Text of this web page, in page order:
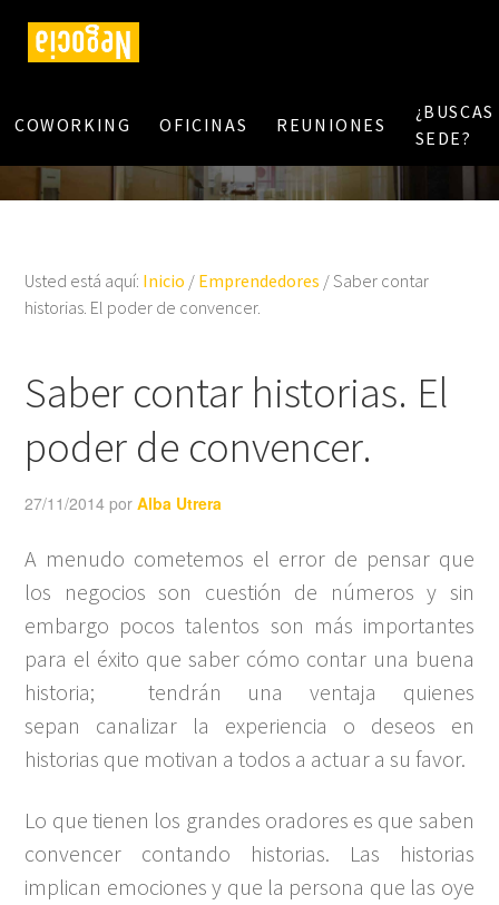
COWORKING OFICINAS REUNIONES
¿BUSCAS
SEDE?
Usted está aquí: Inicio / Emprendedores /Saber contar
historias. El poder de convencer.
Saber contar historias. El
poder de convencer.
27/11/2014 porAlba Utrera
A menudo cometemos el error de pensar que
los negocios son cuestión de números y sin
embargo pocos talentos son más importantes
para el éxito que saber cómo contar una buena
historia; tendrán una ventaja quienes
sepan canalizar la experiencia o deseos en
historias que motivan a todos a actuar a su favor.
Lo que tienen los grandes oradores es que saben
convencer contando historias. Las historias
implican emociones y que la persona que las oye